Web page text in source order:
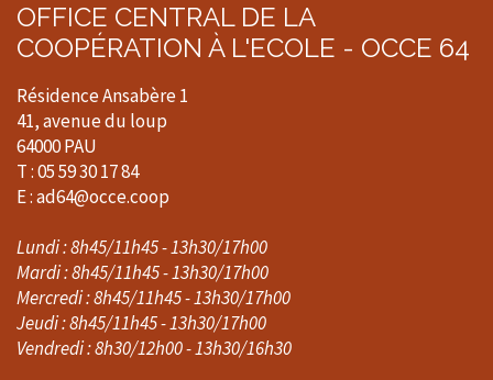
OFFICE CENTRAL DE LA
COOPÉRATION À L'ECOLE - OCCE 64
Résidence Ansabère 1
41, avenue du loup
64000 PAU
T : 05 59 30 17 84
E : ad64@occe.coop
Lundi : 8h45/11h45 - 13h30/17h00
Mardi : 8h45/11h45 - 13h30/17h00
Mercredi : 8h45/11h45 - 13h30/17h00
Jeudi : 8h45/11h45 - 13h30/17h00
Vendredi : 8h30/12h00 - 13h30/16h30